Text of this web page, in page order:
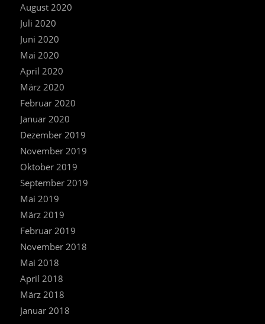
August 2020
Juli 2020
Juni 2020
Mai 2020
April 2020
März 2020
Februar 2020
Januar 2020
Dezember 2019
November 2019
Oktober 2019
September 2019
Mai 2019
März 2019
Februar 2019
November 2018
Mai 2018
April 2018
März 2018
Januar 2018